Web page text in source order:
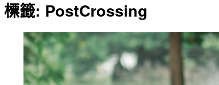
標籤: PostCrossing